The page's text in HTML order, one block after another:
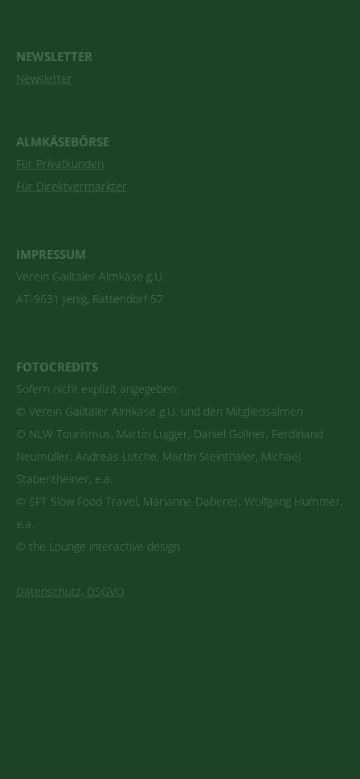
NEWSLETTER
Newsletter
ALMKÄSEBÖRSE
Für Privatkunden
Für Direktvermarkter
IMPRESSUM
Verein Gailtaler Almkäse g.U.
AT-9631 Jenig, Rattendorf 57
FOTOCREDITS
Sofern nicht explizit angegeben:
© Verein Gailtaler Almkäse g.U. und den Mitgliedsalmen
© NLW Tourismus, Martin Lugger, Daniel Gollner, Ferdinand
Neumüller, Andreas Lutche, Martin Steinthaler, Michael
Stabentheiner, e.a.
© SFT Slow Food Travel, Marianne Daberer, Wolfgang Hummer,
e.a.
© the Lounge interactive design
Datenschutz, DSGVO